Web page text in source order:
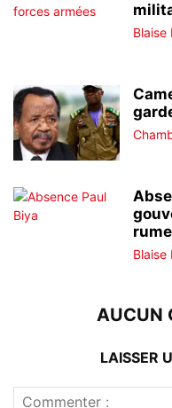
Blaise
Blaise
AUCUN
LAISSER